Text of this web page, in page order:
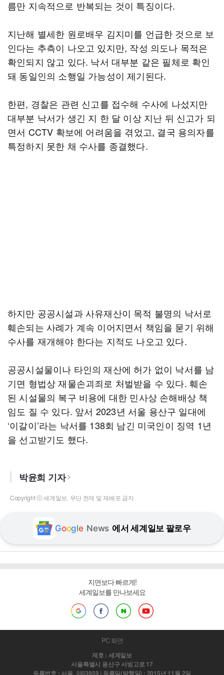
름만 지속적으로 반복되는 것이 특징이다.
지난해 별세한 원로배우 김지미를 언급한 것으로 보
인다는 추측이 나오고 있지만, 작성 의도나 목적은
확인되지 않고 있다. 낙서 대부분 같은 필체로 확인
돼 동일인의 소행일 가능성이 제기된다.
한편, 경찰은 관련 신고를 접수해 수사에 나섰지만
대부분 낙서가 생긴 지 한 달 이상 지난 뒤 신고가 되
면서 CCTV 확보에 어려움을 겪었고, 결국 용의자를
특정하지 못한 채 수사를 종결했다.
하지만 공공시설과 사유재산이 목적 불명의 낙서로
훼손되는 사례가 계속 이어지면서 책임을 묻기 위해
수사를 재개해야 한다는 지적도 나오고 있다.
공공시설물이나 타인의 재산에 허가 없이 낙서를 남
기면 형법상 재물손괴죄로 처벌받을 수 있다. 훼손
된 시설물의 복구 비용에 대한 민사상 손해배상 책
임도 질 수 있다. 앞서 2023년 서울 용산구 일대에
‘이갈이’라는 낙서를 138회 남긴 미국인이 징역 1년
을 선고받기도 했다.
박윤희 기자
Copyright ⓒ 세계일보. 무단 전재 및 재배포 금지
Google News 에서 세계일보 팔로우
지면보다 빠르게!
세계일보를 만나보세요
PC 화면
제호 : 세계일보
서울특별시 용산구 서빙고로 17
등록번호 : 서울, 아03959 | 등록일(발행일) : 2015년 11월 2일